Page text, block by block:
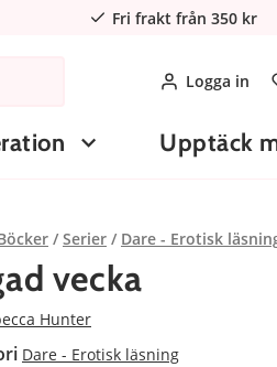
Fri frakt från 350 kr
Logga in
Upptäck
Serier Dare - Erotisk
vecka
Hunter
Dare - Erotisk läsning